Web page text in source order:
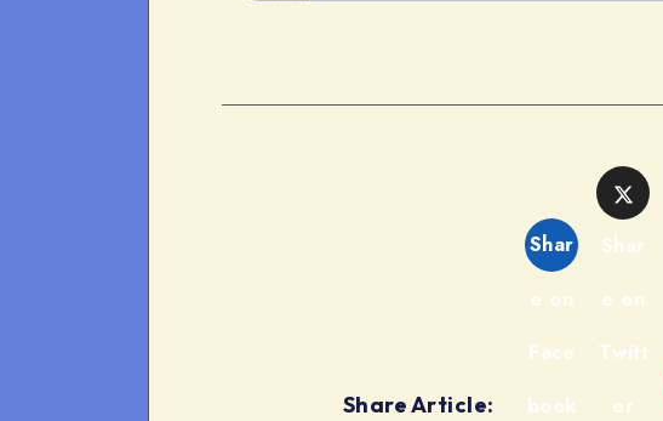
Share Article:
Shar
e on
Face
book
Shar
e on
Twitt
er